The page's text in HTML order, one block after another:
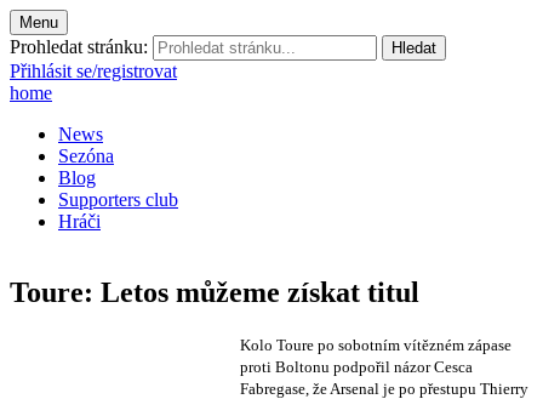
Menu
Prohledat stránku:
Přihlásit se/registrovat
home
News
Sezóna
Blog
Supporters club
Hráči
Toure: Letos můžeme získat titul
Kolo Toure po sobotním vítězném zápase
proti Boltonu podpořil názor Cesca
Fabregase, že Arsenal je po přestupu Thierry